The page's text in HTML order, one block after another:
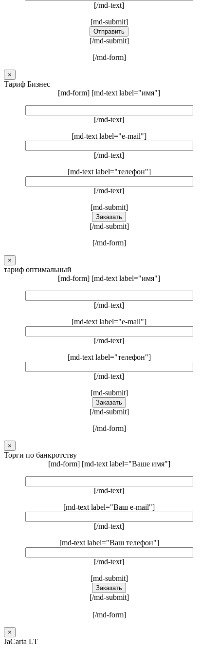
[/md-text]
[md-submit]
[/md-submit]
[/md-form]
×
Тариф Бизнес
[md-form] [md-text label="имя"]
[/md-text]
[md-text label="e-mail"]
[/md-text]
[md-text label="телефон"]
[/md-text]
[md-submit]
[/md-submit]
[/md-form]
×
тариф оптимальный
[md-form] [md-text label="имя"]
[/md-text]
[md-text label="e-mail"]
[/md-text]
[md-text label="телефон"]
[/md-text]
[md-submit]
[/md-submit]
[/md-form]
×
Торги по банкротству
[md-form] [md-text label="Ваше имя"]
[/md-text]
[md-text label="Ваш e-mail"]
[/md-text]
[md-text label="Ваш телефон"]
[/md-text]
[md-submit]
[/md-submit]
[/md-form]
×
JaCarta LT